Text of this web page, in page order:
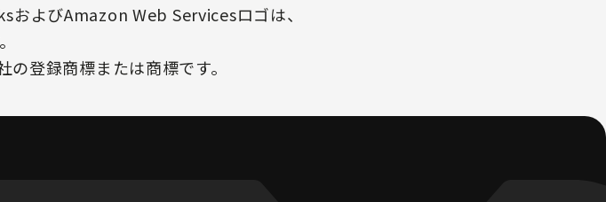
よびAmazon Web Servicesロゴは、
登録商標または商標です。